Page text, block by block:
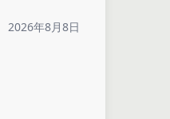
2026年8月8日